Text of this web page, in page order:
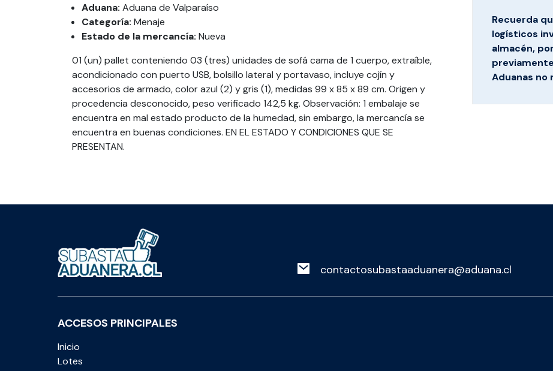
Aduana: Aduana de Valparaíso
Categoría: Menaje
Estado de la mercancía: Nueva
01 (un) pallet conteniendo 03 (tres) unidades de sofá cama de 1 cuerpo, extraíble,
acondicionado con puerto USB, bolsillo lateral y portavaso, incluye cojín y
accesorios de armado, color azul (2) y gris (1), medidas 99 x 85 x 89 cm. Origen y
procedencia desconocido, peso verificado 142,5 kg. Observación: 1 embalaje se
encuentra en mal estado producto de la humedad, sin embargo, la mercancía se
encuentra en buenas condiciones. EN EL ESTADO Y CONDICIONES QUE SE
PRESENTAN.
Recuerda
logísticos
almacén,
Aduanas no
contactosubastaaduanera@aduana.cl
ACCESOS PRINCIPALES
Inicio
Lotes